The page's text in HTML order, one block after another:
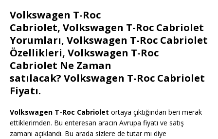
Volkswagen T-Roc
Cabriolet, Volkswagen T-Roc Cabriolet
Yorumları, Volkswagen T-Roc Cabriolet
Özellikleri, Volkswagen T-Roc
Cabriolet Ne Zaman
satılacak? Volkswagen T-Roc Cabriolet
Fiyatı.
Volkswagen T-Roc Cabriolet ortaya çıktığından beri merak
ettiklerimden. Bu enteresan aracın Avrupa fiyatı ve satış
zamanı açıklandı. Bu arada sizlere de tutar mı diye